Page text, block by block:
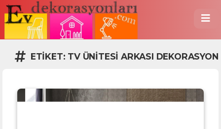
ETIKET: TV ÜNITESI ARKASI DEKORASYON